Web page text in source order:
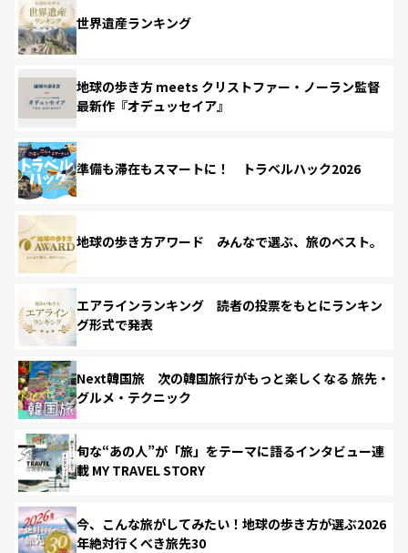
世界遺産ランキング
地球の歩き方 meets クリストファー・ノーラン監督
最新作『オデュッセイア』
準備も滞在もスマートに！ トラベルハック2026
地球の歩き方アワード みんなで選ぶ、旅のベスト。
エアラインランキング 読者の投票をもとにランキン
グ形式で発表
Next韓国旅 次の韓国旅行がもっと楽しくなる 旅先・
グルメ・テクニック
旬な“あの人”が「旅」をテーマに語るインタビュー連
載 MY TRAVEL STORY
今、こんな旅がしてみたい！地球の歩き方が選ぶ2026
年絶対行くべき旅先30